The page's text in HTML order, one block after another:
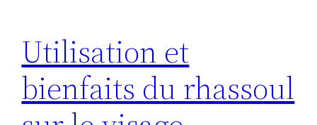
Utilisation et
bienfaits du rhassoul